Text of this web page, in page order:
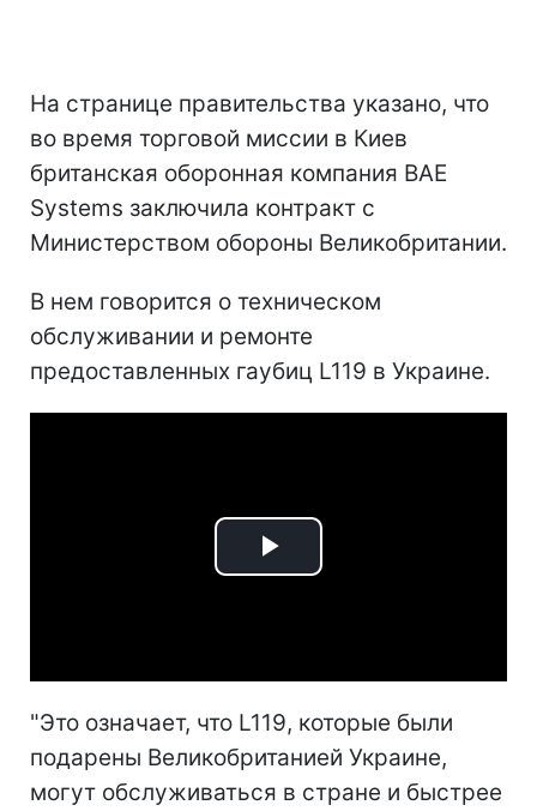
На странице правительства указано, что
во время торговой миссии в Киев
британская оборонная компания BAE
Systems заключила контракт с
Министерством обороны Великобритании.
В нем говорится о техническом
обслуживании и ремонте
предоставленных гаубиц L119 в Украине.
Play
"Это означает, что L119, которые были
подарены Великобританией Украине,
могут обслуживаться в стране и быстрее